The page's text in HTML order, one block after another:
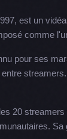
est un
comme
pour ses
20